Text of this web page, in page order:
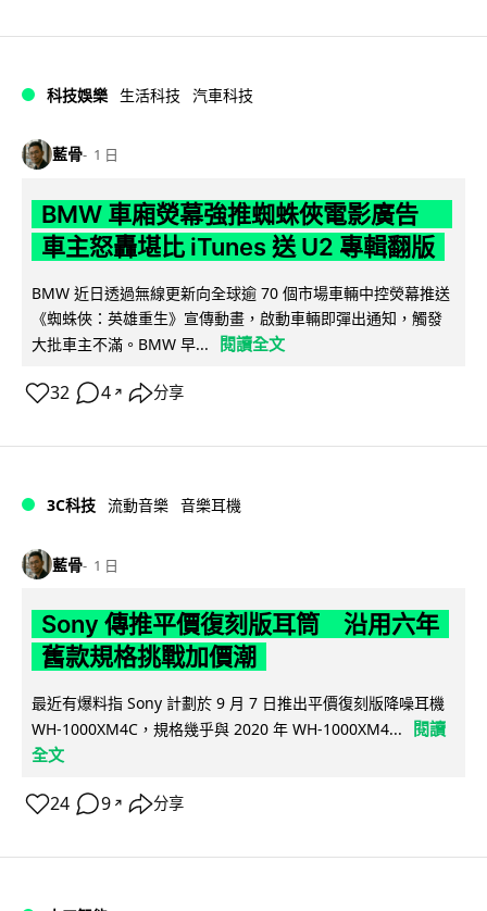
科技娛樂 生活科技 汽車科技
藍骨 1 日
BMW 車廂熒幕強推蜘蛛俠電影廣告
車主怒轟堪比 iTunes 送 U2 專輯翻版
BMW 近日透過無線更新向全球逾 70 個市場車輛中控熒幕推送
《蜘蛛俠：英雄重生》宣傳動畫，啟動車輛即彈出通知，觸發
大批車主不滿。BMW 早...
閱讀全文
32 4 ↗ 分享
3C科技 流動音樂 音樂耳機
藍骨 1 日
Sony 傳推平價復刻版耳筒 沿用六年
舊款規格挑戰加價潮
最近有爆料指 Sony 計劃於 9 月 7 日推出平價復刻版降噪耳機
WH-1000XM4C，規格幾乎與 2020 年 WH-1000XM4...
閱讀
全文
24 9 ↗ 分享